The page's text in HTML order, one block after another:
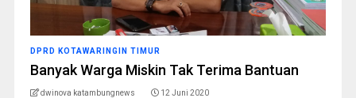
DPRD KOTAWARINGIN TIMUR
Banyak Warga Miskin Tak Terima Bantuan
dwinova katambungnews 12 Juni 2020